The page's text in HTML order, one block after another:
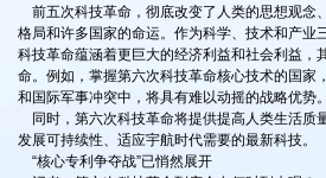
前五次科技革命，彻底改变了人类的思想观念
格局和许多国家的命运。作为科学、技术和产业
科技革命蕴涵着更巨大的经济利益和社会利益，
命。例如，掌握第六次科技革命核心技术的国家
和国际军事冲突中，将具有难以动摇的战略优势。
同时，第六次科技革命将提供提高人类生活质
发展可持续性、适应宇航时代需要的最新科技。
“核心专利争夺战”已悄然展开